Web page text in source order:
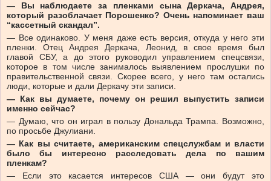
— Вы наблюдаете за пленками сына Деркача, Андрея,
который разоблачает Порошенко? Очень напоминает ваш
“кассетный скандал”.
— Все одинаково. У меня даже есть версия, откуда у него эти
пленки. Отец Андрея Деркача, Леонид, в свое время был
главой СБУ, а до этого руководил управлением спецсвязи,
которое в том числе занималось выявлением прослушки по
правительственной связи. Скорее всего, у него там остались
люди, которые и дали Деркачу эти записи.
— Как вы думаете, почему он решил выпустить записи
именно сейчас?
— Думаю, что он играл в пользу Дональда Трампа. Возможно,
по просьбе Джулиани.
— Как вы считаете, американским спецслужбам и власти
было бы интересно расследовать дела по вашим
пленкам?
— Если это касается интересов США — они будут это